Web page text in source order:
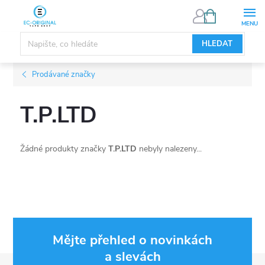
obsah
HLEDAT
NÁKUPNÍ
Prodávané značky
T.P.LTD
Žádné produkty značkyT.P.LTD nebyly nalezeny...
Mějte přehled o novinkách
a slevách